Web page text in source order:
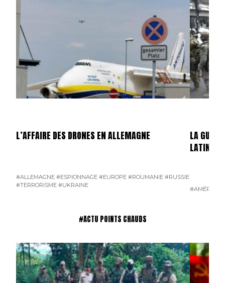
L’AFFAIRE DES DRONES EN ALLEMAGNE
#ALLEMAGNE #ESPIONNAGE #EUROPE #ROUMANIE #RUSSIE
#TERRORISME #UKRAINE
LA
LATINE
#ACTU POINTS CHAUDS